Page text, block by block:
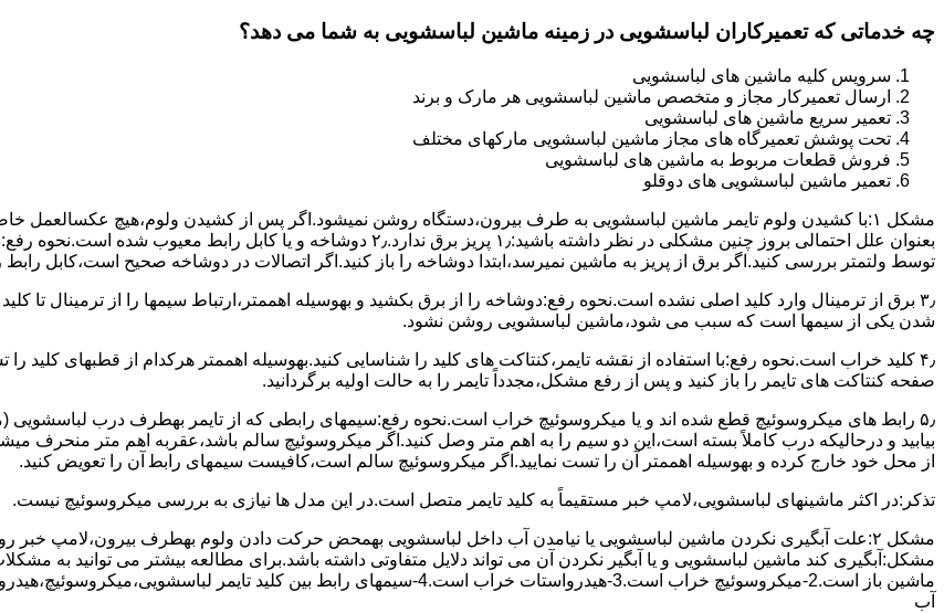
چه خدماتی که تعمیرکاران لباسشویی در زمینه ماشین لباسشویی به شما می دهد؟
سرویس کلیه ماشین های لباسشویی
ارسال تعمیرکار مجاز و متخصص ماشین لباسشویی هر مارک و برند
تعمیر سریع ماشین های لباسشویی
تحت پوشش تعمیرگاه های مجاز ماشین لباسشویی مارکهای مختلف
فروش قطعات مربوط به ماشین های لباسشویی
تعمیر ماشین لباسشویی های دوقلو
مشکل ۱:ﺑﺎ ﮐﺸﯿﺪن وﻟﻮم ﺗﺎﯾﻤﺮ ماشین لباسشویی به طرف ﺑﯿﺮون،دستگاه روﺷﻦ نمیشود.اﮔﺮ ﭘﺲ از ﮐﺸﯿﺪن وﻟﻮم،ﻫﯿﭻ عکسالعمل
بعنوان ﻋﻠﻞ احتمالی بروز چنین مشکلی در نظر داشته باشید:۱٫ ﭘﺮﯾﺰ ﺑﺮق ﻧﺪارد.۲٫
ﺗﻮﺳﻂ ولتمتر بررسی ﮐﻨﯿﺪ.اﮔﺮ ﺑﺮق از ﭘﺮﯾﺰ ﺑﻪ ﻣﺎﺷﯿﻦ نمیرسد،اﺑﺘﺪا دوشاخه را باز کنید.اﮔﺮ اﺗﺼﺎﻻت در دوشاخه ﺻﺤﯿﺢ اﺳﺖ،ﮐﺎﺑﻞ راﺑﻂ
۳٫ ﺑﺮق از ﺗﺮﻣﯿﻨﺎل وارد ﮐﻠﯿﺪ اﺻﻠﯽ ﻧﺸﺪه است.نحوه رﻓﻊ:دوشاخه را از ﺑﺮق بکشید و بهوسیله اهممتر،ارﺗﺒﺎط سیمها را از ﺗﺮﻣﯿﻨﺎل ﺗﺎ
شدن ﯾﮑﯽ از سیمها است که سبب می شود،ﻣﺎﺷﯿﻦ لباسشویی روﺷﻦ نشود.
۴٫ ﮐﻠﯿﺪ ﺧﺮاب اﺳﺖ.نحوه رفع:ﺑﺎ اﺳﺘﻔﺎده از ﻧﻘﺸﻪ ﺗﺎﯾﻤﺮ،ﮐﻨﺘﺎﮐﺖ ﻫﺎی ﮐﻠﯿﺪ را ﺷﻨﺎﺳﺎﯾﯽ کنید.بهوسیله اهممتر هرکدام از قطبهای
ﺻﻔﺤﻪ ﮐﻨﺘﺎﮐﺖ ﻫﺎی ﺗﺎﯾﻤﺮ را باز کنید و ﭘﺲ از رﻓﻊ مشکل،مجدداً ﺗﺎﯾﻤﺮ را به حالت اوﻟﯿﻪ برگردانید.
۵٫ رابط های ﻣﯿﮑﺮوﺳﻮﺋﯿﭻ ﻗﻄﻊ شده اند و ﯾﺎ ﻣﯿﮑﺮوﺳﻮﺋﯿﭻ ﺧﺮاب اﺳﺖ.نحوه رفع:سیمهای راﺑﻄﯽ ﮐﻪ از ﺗﺎﯾﻤﺮ بهطرف درب لباسشویی
ﺑﯿﺎﺑﯿﺪ و درحالیکه درب کاملاً ﺑﺴﺘﻪ اﺳﺖ،اﯾﻦ دو ﺳﯿﻢ را ﺑﻪ اﻫﻢ ﻣﺘﺮ وصل کنید.اﮔﺮ ﻣﯿﮑﺮوﺳﻮﺋﯿﭻ ﺳﺎﻟﻢ ﺑﺎﺷﺪ،ﻋﻘﺮﺑﻪ اهم متر ﻣﻨﺤﺮف
از ﻣﺤﻞ خود ﺧﺎرج کرده و بهوسیله اهممتر آن را ﺗﺴﺖ ﻧﻤﺎﯾﯿﺪ.اﮔﺮ ﻣﯿﮑﺮوﺳﻮﺋﯿﭻ ﺳﺎﻟﻢ اﺳﺖ،ﮐﺎﻓﯿﺴﺖ سیمهای راﺑﻄ آن را ﺗﻌﻮﯾﺾ کنید.
ﺗﺬﮐﺮ:در اﮐﺜﺮ ماشینهای لباسشویی،ﻻﻣﭗ ﺧﺒﺮ مستقیماً ﺑﻪ ﮐﻠﯿﺪ ﺗﺎﯾﻤﺮ ﻣﺘﺼﻞ اﺳﺖ.در اﯾﻦ مدل ها ﻧﯿﺎزی ﺑﻪ بررسی ﻣﯿﮑﺮوﺳﻮﺋﯿﭻ نیست.
مشکل ۲:علت آبگیری نکردن ماشین لباسشویی یا نیامدن آب داخل لباسشویی بهمحض ﺣﺮﮐﺖ دادن وﻟﻮم بهطرف ﺑﯿﺮون،ﻻﻣﭗ ﺧﺒﺮ
آب